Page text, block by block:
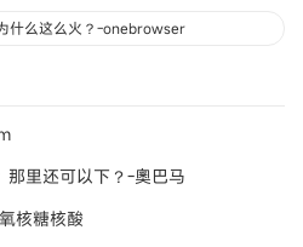
什么这么火？-onebrowser
那里还可以下？-奧巴马
核糖核酸